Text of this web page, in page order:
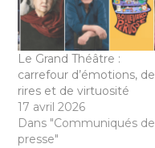
Le Grand Théâtre :
carrefour d’émotions, de
rires et de virtuosité
17 avril 2026
Dans "Communiqués de
presse"